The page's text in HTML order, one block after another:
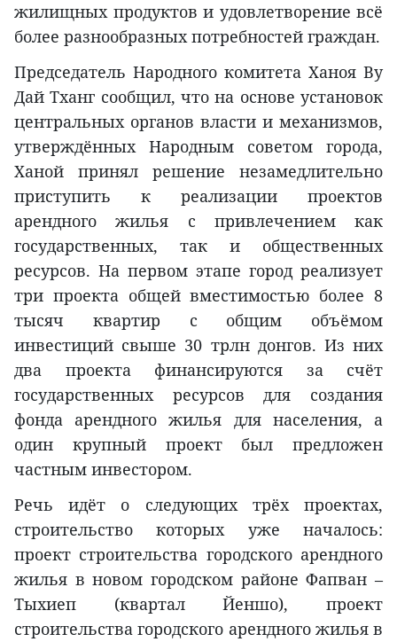
жилищных продуктов и удовлетворение всё
более разнообразных потребностей граждан.
Председатель Народного комитета Ханоя Ву
Дай Тханг сообщил, что на основе установок
центральных органов власти и механизмов,
утверждённых Народным советом города,
Ханой принял решение незамедлительно
приступить к реализации проектов
арендного жилья с привлечением как
государственных, так и общественных
ресурсов. На первом этапе город реализует
три проекта общей вместимостью более 8
тысяч квартир с общим объёмом
инвестиций свыше 30 трлн донгов. Из них
два проекта финансируются за счёт
государственных ресурсов для создания
фонда арендного жилья для населения, а
один крупный проект был предложен
частным инвестором.
Речь идёт о следующих трёх проектах,
строительство которых уже началось:
проект строительства городского арендного
жилья в новом городском районе Фапван –
Тыхиеп (квартал Йеншо), проект
строительства городского арендного жилья в